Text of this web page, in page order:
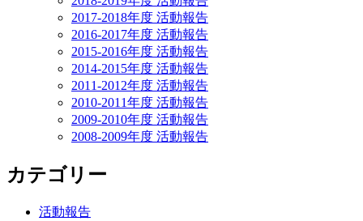
2017-2018年度 活動報告
2016-2017年度 活動報告
2015-2016年度 活動報告
2014-2015年度 活動報告
2011-2012年度 活動報告
2010-2011年度 活動報告
2009-2010年度 活動報告
2008-2009年度 活動報告
カテゴリー
活動報告